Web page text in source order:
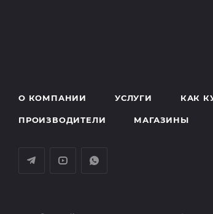
О КОМПАНИИ УСЛУГИ КАК
ПРОИЗВОДИТЕЛИ МАГАЗИНЫ